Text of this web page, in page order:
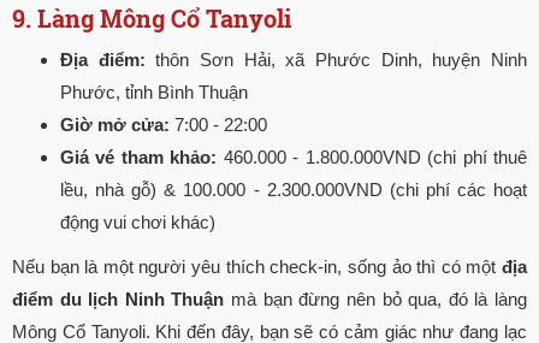
9. Làng Mông Cổ Tanyoli
Địa điểm: thôn Sơn Hải, xã Phước Dinh, huyện Ninh
Phước, tỉnh Bình Thuận
Giờ mở cửa: 7:00 - 22:00
Giá vé tham khảo: 460.000 - 1.800.000VND (chi phí thuê
lều, nhà gỗ) & 100.000 - 2.300.000VND (chi phí các hoạt
động vui chơi khác)
Nếu bạn là một người yêu thích check-in, sống ảo thì có một địa
điểm du lịch Ninh Thuận mà bạn đừng nên bỏ qua, đó là làng
Mông Cổ Tanyoli. Khi đến đây, bạn sẽ có cảm giác như đang lạc